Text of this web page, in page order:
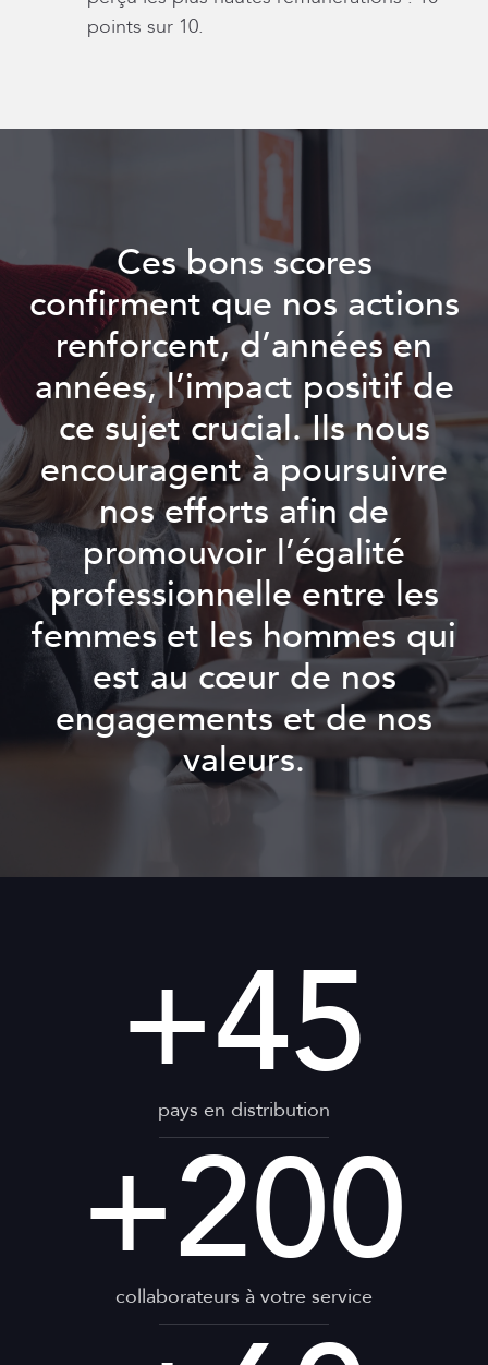
points sur 10.
Ces bons scores
confirment que nos actions
renforcent, d’années en
années, l’impact positif de
ce sujet crucial. Ils nous
encouragent à poursuivre
nos efforts afin de
promouvoir l’égalité
professionnelle entre les
femmes et les hommes qui
est au cœur de nos
engagements et de nos
valeurs.
+45
pays en distribution
+200
collaborateurs à votre service